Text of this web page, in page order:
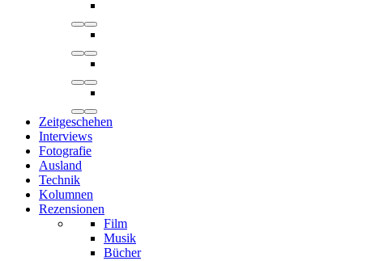
Zeitgeschehen
Interviews
Fotografie
Ausland
Technik
Kolumnen
Rezensionen
Film
Musik
Bücher